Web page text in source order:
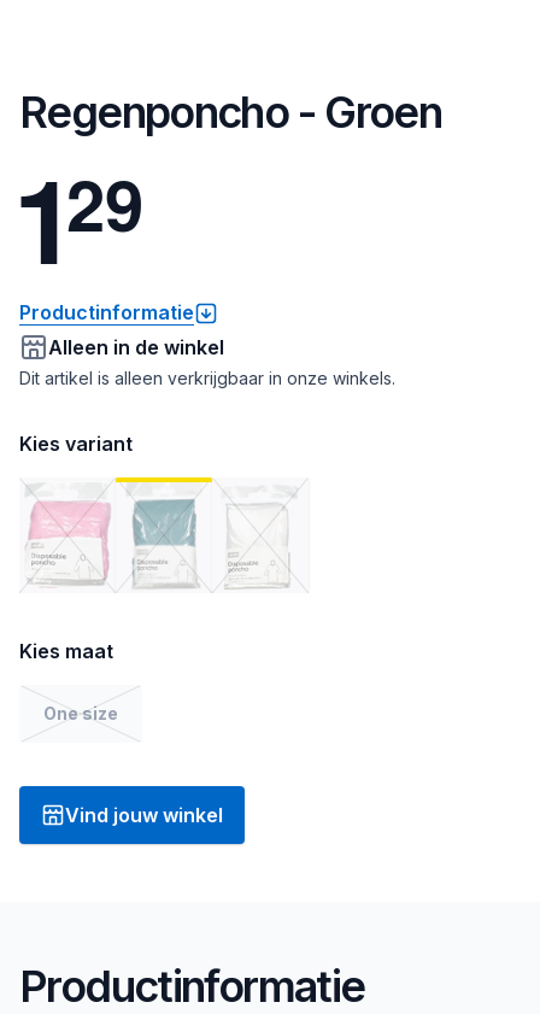
Regenponcho - Groen
129
Productinformatie
Alleen in de winkel
Dit artikel is alleen verkrijgbaar in onze winkels.
Kies variant
Kies maat
One size
Vind jouw winkel
Productinformatie